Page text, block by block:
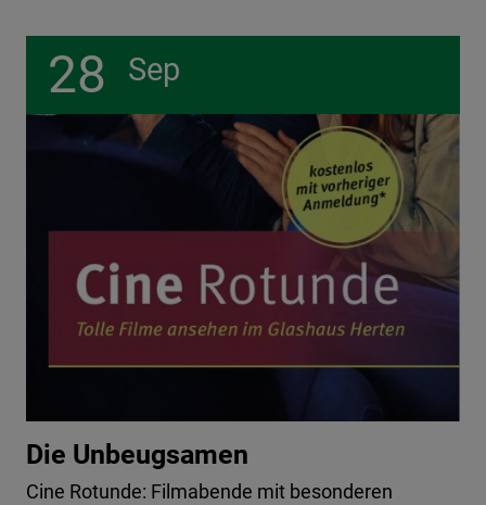
28 Sep
Die Unbeugsamen
Cine Rotunde: Filmabende mit besonderen